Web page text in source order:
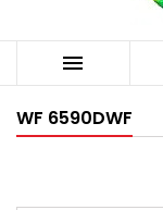

WF 6590DWF